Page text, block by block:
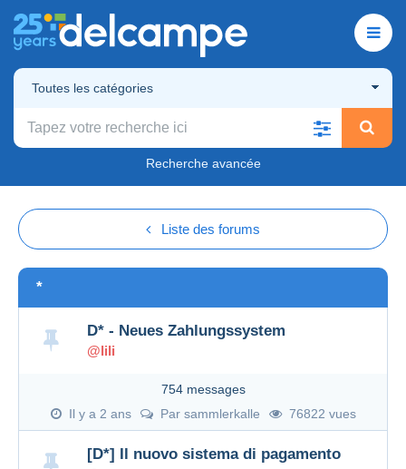
Toutes les catégories
Recherche avancée
Liste des forums
*
D* - Neues Zahlungssystem
@lili
754 messages
Il y a 2 ans
Par sammlerkalle 76822 vues
[D*] Il nuovo sistema di pagamento